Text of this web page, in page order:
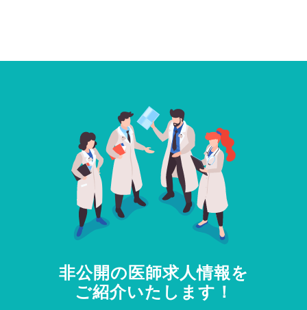
非公開の医師求人情報を
ご紹介いたします！